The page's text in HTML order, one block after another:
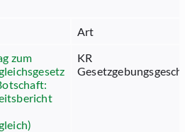
Art
zum
KR